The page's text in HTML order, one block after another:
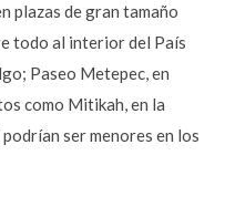
plazas de gran tamaño
todo al interior del País
Paseo Metepec, en
como Mitikah, en la
ser menores en los